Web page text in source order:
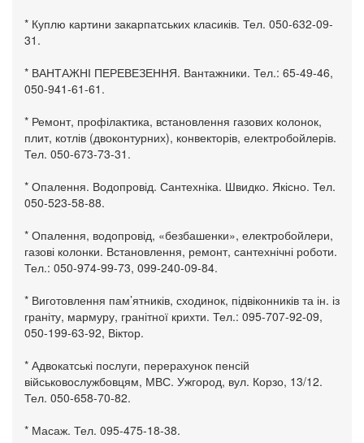
* Куплю картини закарпатських класиків. Тел. 050-632-09-
31.
* ВАНТАЖНІ ПЕРЕВЕЗЕННЯ. Вантажники. Тел.: 65-49-46,
050-941-61-61.
* Ремонт, профілактика, встановлення газових колонок,
плит, котлів (двоконтурних), конвекторів, електробойлерів.
Тел. 050-673-73-31.
* Опалення. Водопровід. Сантехніка. Швидко. Якісно. Тел.
050-523-58-88.
* Опалення, водопровід, «безбашенки», електробойлери,
газові колонки. Встановлення, ремонт, сантехнічні роботи.
Тел.: 050-974-99-73, 099-240-09-84.
* Виготовлення пам’ятників, сходинок, підвіконників та ін. із
граніту, мармуру, гранітної крихти. Тел.: 095-707-92-09,
050-199-63-92, Віктор.
* Адвокатські послуги, перерахунок пенсій
військовослужбовцям, МВС. Ужгород, вул. Корзо, 13/12.
Тел. 050-658-70-82.
* Масаж. Тел. 095-475-18-38.